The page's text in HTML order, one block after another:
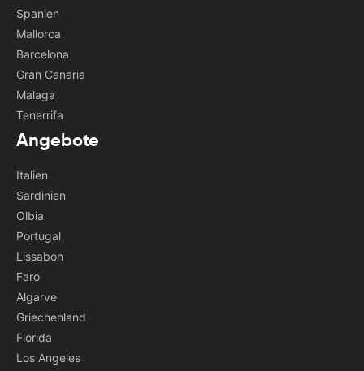
Spanien
Mallorca
Barcelona
Gran Canaria
Malaga
Tenerrifa
Angebote
Italien
Sardinien
Olbia
Portugal
Lissabon
Faro
Algarve
Griechenland
Florida
Los Angeles